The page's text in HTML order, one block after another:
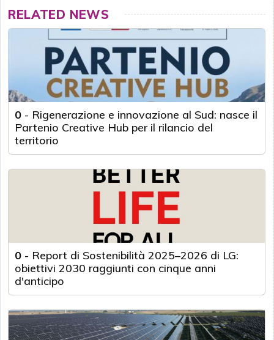
RELATED NEWS
0 - Rigenerazione e innovazione al Sud: nasce il
Partenio Creative Hub per il rilancio del
territorio
0 - Report di Sostenibilità 2025–2026 di LG:
obiettivi 2030 raggiunti con cinque anni
d'anticipo